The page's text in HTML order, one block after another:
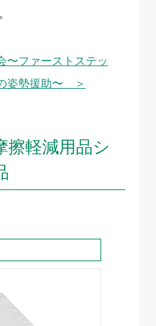
〜ファーストステッ
姿勢援助〜 ＞
擦軽減用品シ